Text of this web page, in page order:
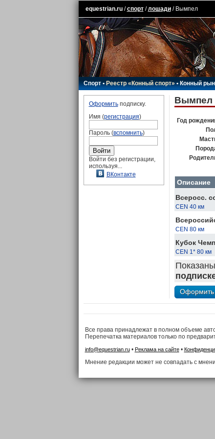
equestrian.ru/спорт/лошади/ Вымпел
Спорт•Реестр «Конный спорт»•Конный
Оформитьподписку.
Имя (регистрация)
Пароль (вспомнить)
Войти без регистрации,
используя...
ВКонтакте
Вымпел
Год
Описание
Всеросс.
CEN 40 км
CEN 80 км
Кубок
CEN 1* 80 км
Все права принадлежат в полном объеме
Перепечатка материалов только по
info@equestrian.ru• Реклама на сайте•
Мнение редакции может не совпадать с